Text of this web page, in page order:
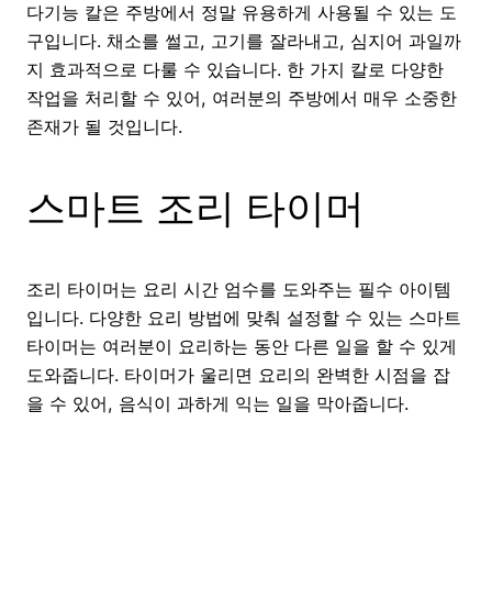
다기능 칼은 주방에서 정말 유용하게 사용될 수 있는 도
구입니다. 채소를 썰고, 고기를 잘라내고, 심지어 과일까
지 효과적으로 다룰 수 있습니다. 한 가지 칼로 다양한
작업을 처리할 수 있어, 여러분의 주방에서 매우 소중한
존재가 될 것입니다.
스마트 조리 타이머
조리 타이머는 요리 시간 엄수를 도와주는 필수 아이템
입니다. 다양한 요리 방법에 맞춰 설정할 수 있는 스마트
타이머는 여러분이 요리하는 동안 다른 일을 할 수 있게
도와줍니다. 타이머가 울리면 요리의 완벽한 시점을 잡
을 수 있어, 음식이 과하게 익는 일을 막아줍니다.